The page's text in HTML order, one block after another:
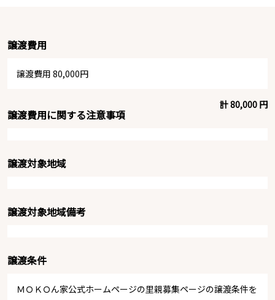
譲渡費用
譲渡費用 80,000円
計 80,000 円
譲渡費用に関する注意事項
譲渡対象地域
譲渡対象地域備考
譲渡条件
ＭＯＫＯん家公式ホームページの里親募集ページの譲渡条件を